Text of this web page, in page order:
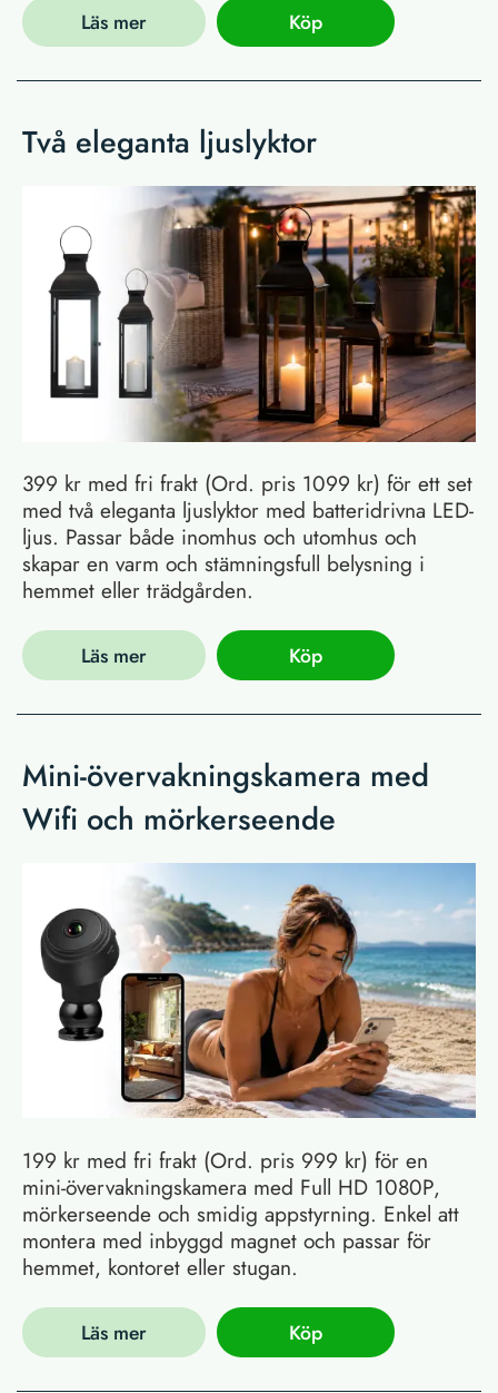
Läs mer Köp
Två eleganta ljuslyktor
399 kr med fri frakt (Ord. pris 1099 kr) för ett set
med två eleganta ljuslyktor med batteridrivna LED-
ljus. Passar både inomhus och utomhus och
skapar en varm och stämningsfull belysning i
hemmet eller trädgården.
Läs mer Köp
Mini-övervakningskamera med
Wifi och mörkerseende
199 kr med fri frakt (Ord. pris 999 kr) för en
mini-övervakningskamera med Full HD 1080P,
mörkerseende och smidig appstyrning. Enkel att
montera med inbyggd magnet och passar för
hemmet, kontoret eller stugan.
Läs mer Köp